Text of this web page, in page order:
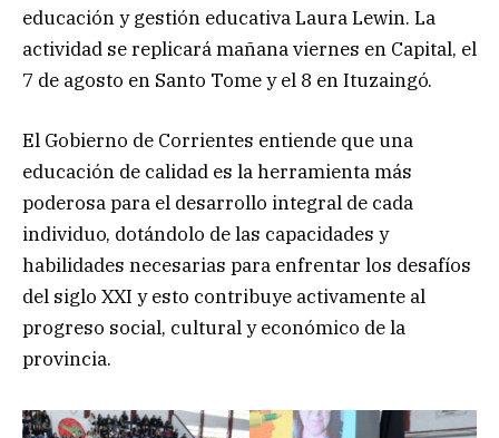
educación y gestión educativa Laura Lewin. La
actividad se replicará mañana viernes en Capital, el
7 de agosto en Santo Tome y el 8 en Ituzaingó.
El Gobierno de Corrientes entiende que una
educación de calidad es la herramienta más
poderosa para el desarrollo integral de cada
individuo, dotándolo de las capacidades y
habilidades necesarias para enfrentar los desafíos
del siglo XXI y esto contribuye activamente al
progreso social, cultural y económico de la
provincia.